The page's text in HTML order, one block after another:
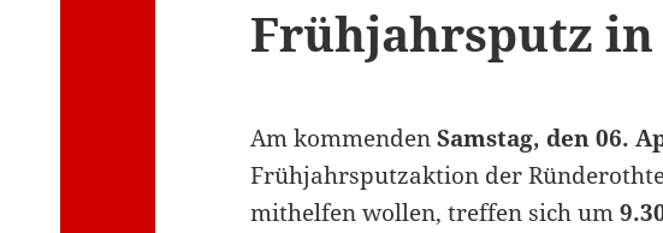
Frühjahrsputz
Am kommendenSamstag, den 06.
Frühjahrsputzaktion der
mithelfen wollen, treffen sich um